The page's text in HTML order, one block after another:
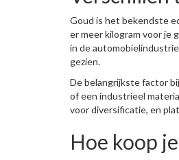
Goud is het bekendste
er meer kilogram voor je
in de
gezien.
De belangrijkste factor
of een industrieel
voor diversificatie, en
Hoe koop